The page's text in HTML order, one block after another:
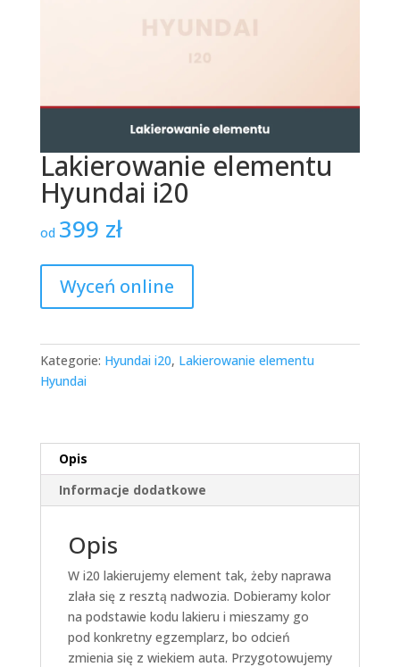
Lakierowanie elementu
Hyundai i20
od 399 zł
Wyceń online
Kategorie: Hyundai i20, Lakierowanie elementu
Hyundai
Opis
Informacje dodatkowe
Opis
W i20 lakierujemy element tak, żeby naprawa
zlała się z resztą nadwozia. Dobieramy kolor
na podstawie kodu lakieru i mieszamy go
pod konkretny egzemplarz, bo odcień
zmienia się z wiekiem auta. Przygotowujemy